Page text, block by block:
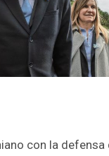
con la defensa